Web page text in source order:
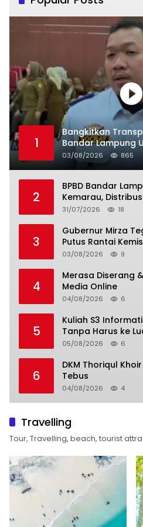
1
Bangkitkan
Bandar Lampung
03/08/2026 865
2
BPBD Bandar
Kemarau,
31/07/2026 18
3
Gubernur Mirza
Putus Rantai
03/08/2026 9
4
Merasa Diserang
Media Online
04/08/2026 6
5
Kuliah S3
Tanpa Harus ke
05/08/2026 6
6
DKM Thoriqul
Tebus
04/08/2026 4
Travelling
Tour, Travelling, beach, tourist